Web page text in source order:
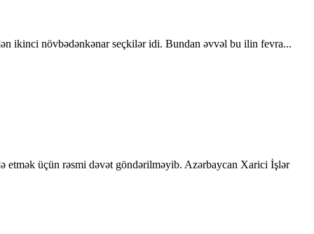
ikinci növbədənkənar seçkilər idi. Bundan əvvəl bu ilin fevra...
etmək üçün rəsmi dəvət göndərilməyib. Azərbaycan Xarici İşlər